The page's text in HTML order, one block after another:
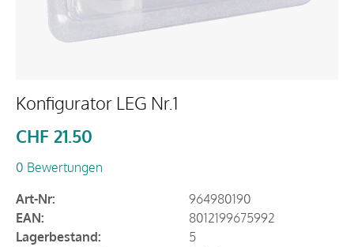
Konfigurator LEG Nr.1
CHF 21.50
0 Bewertungen
Art-Nr:
964980190
EAN:
8012199675992
Lagerbestand:
5